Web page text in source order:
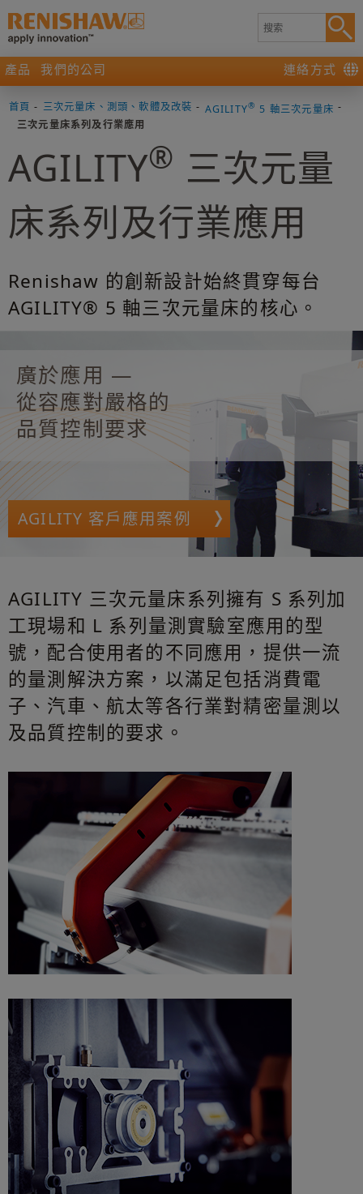
產品 我們的公司 連絡方式
首頁 - 三次元量床、測頭、軟體及改裝 - AGILITY® 5 軸三次元量床 -
三次元量床系列及行業應用
AGILITY® 三次元量
床系列及行業應用
Renishaw 的創新設計始終貫穿每台
AGILITY® 5 軸三次元量床的核心。
廣於應用 —
從容應對嚴格的
品質控制要求
AGILITY 客戶應用案例
AGILITY 三次元量床系列擁有 S 系列加
工現場和 L 系列量測實驗室應用的型
號，配合使用者的不同應用，提供一流
的量測解決方案，以滿足包括消費電
子、汽車、航太等各行業對精密量測以
及品質控制的要求。